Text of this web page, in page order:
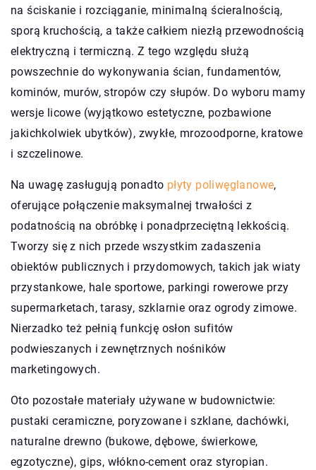
na ściskanie i rozciąganie, minimalną ścieralnością,
sporą kruchością, a także całkiem niezłą przewodnością
elektryczną i termiczną. Z tego względu służą
powszechnie do wykonywania ścian, fundamentów,
kominów, murów, stropów czy słupów. Do wyboru mamy
wersje licowe (wyjątkowo estetyczne, pozbawione
jakichkolwiek ubytków), zwykłe, mrozoodporne, kratowe
i szczelinowe.
Na uwagę zasługują ponadto płyty poliwęglanowe,
oferujące połączenie maksymalnej trwałości z
podatnością na obróbkę i ponadprzeciętną lekkością.
Tworzy się z nich przede wszystkim zadaszenia
obiektów publicznych i przydomowych, takich jak wiaty
przystankowe, hale sportowe, parkingi rowerowe przy
supermarketach, tarasy, szklarnie oraz ogrody zimowe.
Nierzadko też pełnią funkcję osłon sufitów
podwieszanych i zewnętrznych nośników
marketingowych.
Oto pozostałe materiały używane w budownictwie:
pustaki ceramiczne, poryzowane i szklane, dachówki,
naturalne drewno (bukowe, dębowe, świerkowe,
egzotyczne), gips, włókno-cement oraz styropian.